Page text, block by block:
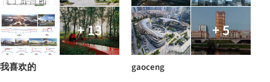
+ 13
我喜欢的
+ 5
gaoceng